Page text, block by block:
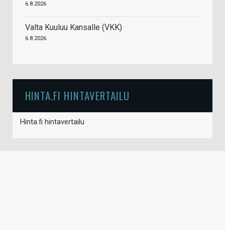
6.8.2026
Valta Kuuluu Kansalle (VKK)
6.8.2026
HINTA.FI HINTAVERTAILU
Hinta.fi hintavertailu